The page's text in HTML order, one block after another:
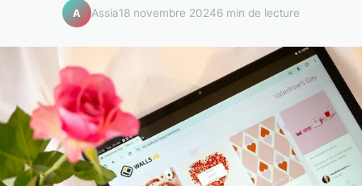
A Assia18 novembre 20246 min de lecture